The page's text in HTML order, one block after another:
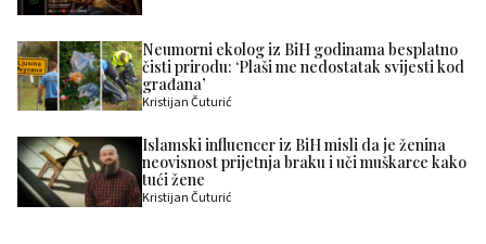
Neumorni ekolog iz BiH godinama besplatno
čisti prirodu: ‘Plaši me nedostatak svijesti kod
građana’
Kristijan Čuturić
Islamski influencer iz BiH misli da je ženina
neovisnost prijetnja braku i uči muškarce kako
tući žene
Kristijan Čuturić